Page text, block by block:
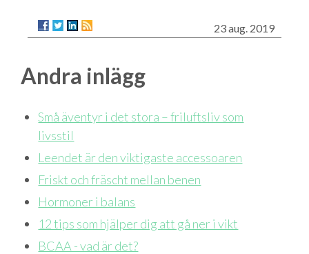
23 aug. 2019
Andra inlägg
Små äventyr i det stora – friluftsliv som
livsstil
Leendet är den viktigaste accessoaren
Friskt och fräscht mellan benen
Hormoner i balans
12 tips som hjälper dig att gå ner i vikt
BCAA - vad är det?